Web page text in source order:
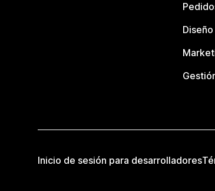
Inicio de sesión para desarrolladores